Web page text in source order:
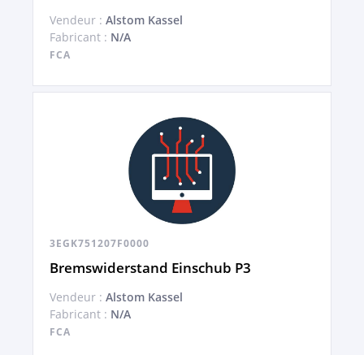
Vendeur : Alstom Kassel
Fabricant : N/A
FCA
3EGK751207F0000
Bremswiderstand Einschub P3
Vendeur : Alstom Kassel
Fabricant : N/A
FCA